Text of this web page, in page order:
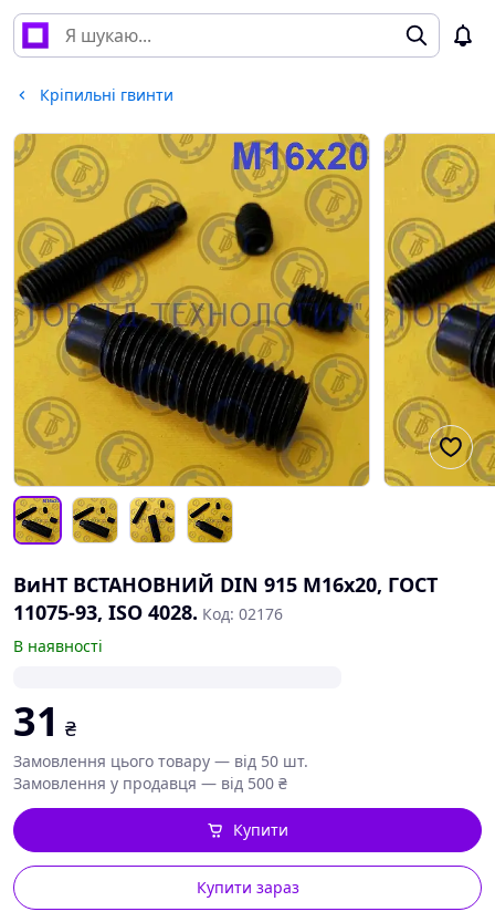
Кріпильні гвинти
ВиНТ ВСТАНОВНИЙ DIN 915 М16х20, ГОСТ
11075-93, ISO 4028. Код: 02176
В наявності
31 ₴
Замовлення цього товару — від 50 шт.
Замовлення у продавця — від 500 ₴
Купити зараз
Купити